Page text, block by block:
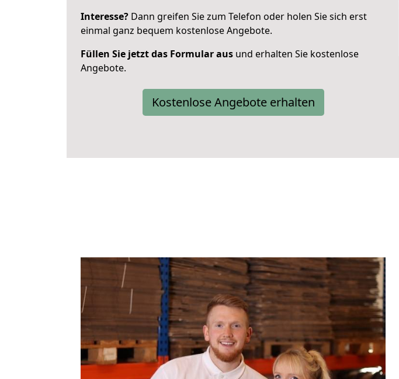
Interesse? Dann greifen Sie zum Telefon oder holen Sie sich erst
einmal ganz bequem kostenlose Angebote.
Füllen Sie jetzt das Formular aus und erhalten Sie kostenlose
Angebote.
Kostenlose Angebote erhalten